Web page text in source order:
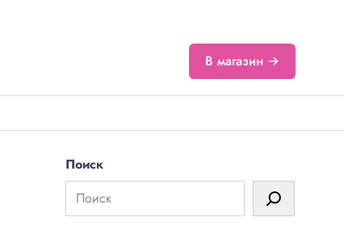
В магазин →
Поиск